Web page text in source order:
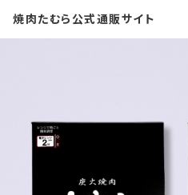
焼肉たむら公式通販サイト